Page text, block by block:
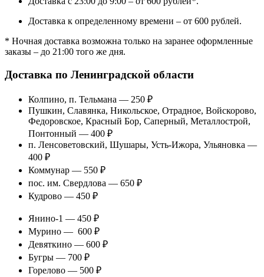
Доставка к определенному времени – от 600 рублей.
* Ночная доставка возможна только на заранее оформленные
заказы – до 21:00 того же дня.
Доставка по Ленинградской области
Колпино, п. Тельмана — 250 ₽
Пушкин, Славянка, Никольское, Отрадное, Войскорово,
Федоровское, Красный Бор, Саперный, Металлострой,
Понтонный — 400 ₽
п. Ленсоветовский, Шушары, Усть-Ижора, Ульяновка —
400 ₽
Коммунар — 550 ₽
пос. им. Свердлова — 650 ₽
Кудрово — 450 ₽
Янино-1 — 450 ₽
Мурино — 600 ₽
Девяткино — 600 ₽
Бугры — 700 ₽
Горелово — 500 ₽